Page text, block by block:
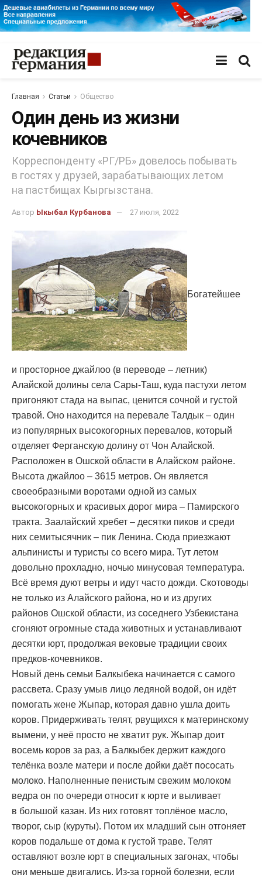
Главная Статьи Общество
Один день из жизни
кочевников
Корреспонденту «РГ/РБ» довелось побывать
в гостях у друзей, зарабатывающих летом
на пастбищах Кыргызстана.
Автор Ыкыбал Курбанова 27 июля, 2022
Богатейшее
и просторное джайлоо (в переводе – летник)
Алайской долины села Сары-Таш, куда пастухи летом
пригоняют стада на выпас, ценится сочной и густой
травой. Оно находится на перевале Талдык – один
из популярных высокогорных перевалов, который
отделяет Ферганскую долину от Чон Алайской.
Расположен в Ошской области в Алайском районе.
Высота джайлоо – 3615 метров. Он является
своеобразными воротами одной из самых
высокогорных и красивых дорог мира – Памирского
тракта. Заалайский хребет – десятки пиков и среди
них семитысячник – пик Ленина. Сюда приезжают
альпинисты и туристы со всего мира. Тут летом
довольно прохладно, ночью минусовая температура.
Всё время дуют ветры и идут часто дожди. Скотоводы
не только из Алайского района, но и из других
районов Ошской области, из соседнего Узбекистана
сгоняют огромные стада животных и устанавливают
десятки юрт, продолжая вековые традиции своих
предков-кочевников.
Новый день семьи Балкыбека начинается с самого
рассвета. Сразу умыв лицо ледяной водой, он идёт
помогать жене Жыпар, которая давно ушла доить
коров. Придерживать телят, рвущихся к материнскому
вымени, у неё просто не хватит рук. Жыпар доит
восемь коров за раз, а Балкыбек держит каждого
телёнка возле матери и после дойки даёт пососать
молоко. Наполненные пенистым свежим молоком
ведра он по очереди относит к юрте и выливает
в большой казан. Из них готовят топлёное масло,
творог, сыр (куруты). Потом их младший сын отгоняет
коров подальше от дома к густой траве. Телят
оставляют возле юрт в специальных загонах, чтобы
они меньше двигались. Из-за горной болезни, если